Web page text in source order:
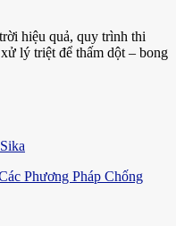
hiệu quả, quy trình thi
lý triệt để thấm dột – bong
Phương Pháp Chống